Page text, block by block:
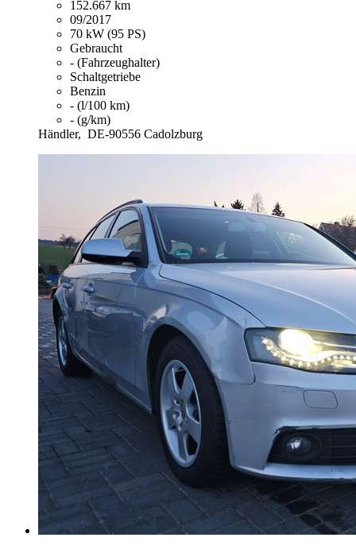
152.667 km
09/2017
70 kW (95 PS)
Gebraucht
- (Fahrzeughalter)
Schaltgetriebe
Benzin
- (l/100 km)
- (g/km)
Händler, DE-90556 Cadolzburg